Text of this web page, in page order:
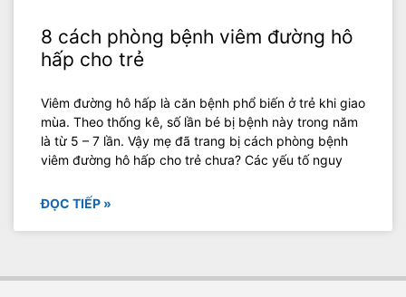
8 cách phòng bệnh viêm đường hô
hấp cho trẻ
Viêm đường hô hấp là căn bệnh phổ biến ở trẻ khi giao
mùa. Theo thống kê, số lần bé bị bệnh này trong năm
là từ 5 – 7 lần. Vậy mẹ đã trang bị cách phòng bệnh
viêm đường hô hấp cho trẻ chưa? Các yếu tố nguy
ĐỌC TIẾP »